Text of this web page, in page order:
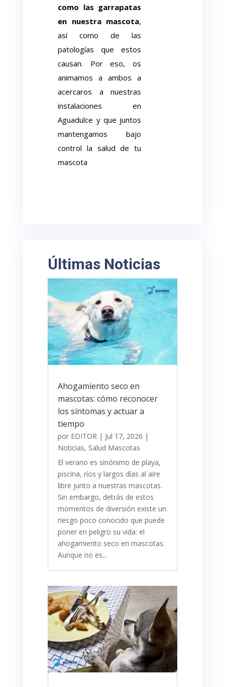
como las garrapatas
en nuestra mascota,
así como de las
patologías que estos
causan. Por eso, os
animamos a ambos a
acercaros a nuestras
instalaciones en
Aguadulce y que juntos
mantengamos bajo
control la salud de tu
mascota
Últimas Noticias
Ahogamiento seco en
mascotas: cómo reconocer
los síntomas y actuar a
tiempo
por EDITOR| Jul 17, 2026 |
Noticias, Salud Mascotas
​El verano es sinónimo de playa,
piscina, ríos y largos días al aire
libre junto a nuestras mascotas.
Sin embargo, detrás de estos
momentos de diversión existe un
riesgo poco conocido que puede
poner en peligro su vida: el
ahogamiento seco en mascotas.
Aunque no es...